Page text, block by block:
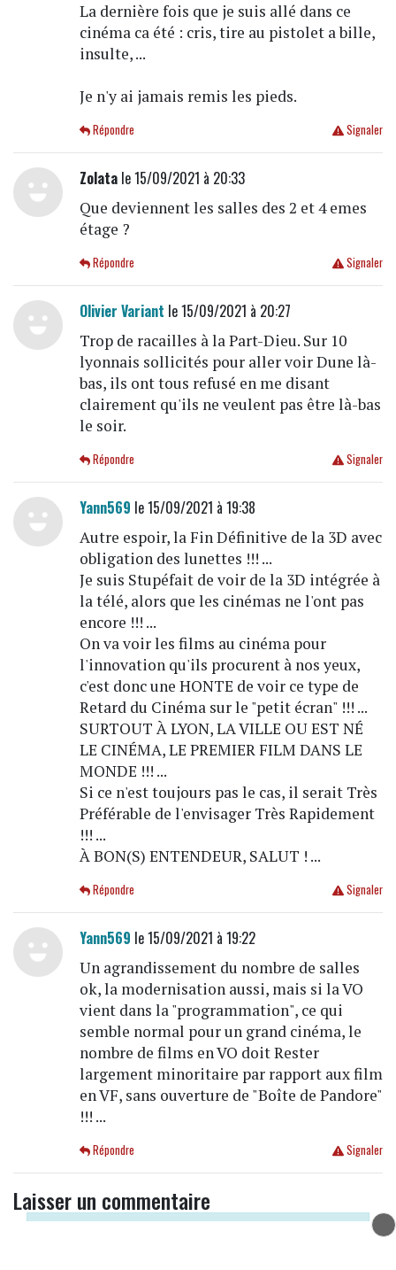
La dernière fois que je suis allé dans ce
cinéma ca été : cris, tire au pistolet a bille,
insulte, ...
Je n'y ai jamais remis les pieds.
Signaler
Répondre
Zolatale 15/09/2021 à 20:33
Que deviennent les salles des 2 et 4 emes
étage ?
Signaler
Répondre
Olivier Variant le 15/09/2021 à 20:27
Trop de racailles à la Part-Dieu. Sur 10
lyonnais sollicités pour aller voir Dune là-
bas, ils ont tous refusé en me disant
clairement qu'ils ne veulent pas être là-bas
le soir.
Signaler
Répondre
Yann569 le 15/09/2021 à 19:38
Autre espoir, la Fin Définitive de la 3D avec
obligation des lunettes !!! ...
Je suis Stupéfait de voir de la 3D intégrée à
la télé, alors que les cinémas ne l'ont pas
encore !!! ...
On va voir les films au cinéma pour
l'innovation qu'ils procurent à nos yeux,
c'est donc une HONTE de voir ce type de
Retard du Cinéma sur le "petit écran" !!! ...
SURTOUT À LYON, LA VILLE OU EST NÉ
LE CINÉMA, LE PREMIER FILM DANS LE
MONDE !!! ...
Si ce n'est toujours pas le cas, il serait Très
Préférable de l'envisager Très Rapidement
!!! ...
À BON(S) ENTENDEUR, SALUT ! ...
Signaler
Répondre
Yann569 le 15/09/2021 à 19:22
Un agrandissement du nombre de salles
ok, la modernisation aussi, mais si la VO
vient dans la "programmation", ce qui
semble normal pour un grand cinéma, le
nombre de films en VO doit Rester
largement minoritaire par rapport aux film
en VF, sans ouverture de "Boîte de Pandore"
!!! ...
Signaler
Répondre
Laisser un commentaire